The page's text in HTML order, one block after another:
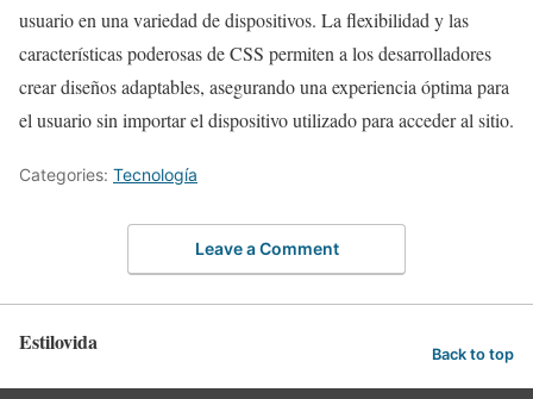
usuario en una variedad de dispositivos. La flexibilidad y las
características poderosas de CSS permiten a los desarrolladores
crear diseños adaptables, asegurando una experiencia óptima para
el usuario sin importar el dispositivo utilizado para acceder al sitio.
Categories: Tecnología
Leave a Comment
Estilovida Back to top